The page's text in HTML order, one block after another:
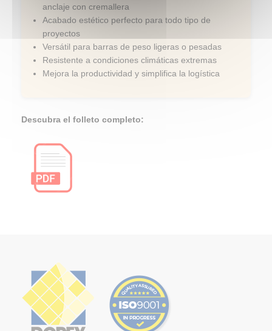
anclaje con cremallera
Acabado estético perfecto para todo tipo de
proyectos
Versátil para barras de peso ligeras o pesadas
Resistente a condiciones climáticas extremas
Mejora la productividad y simplifica la logística
Descubra el folleto completo: